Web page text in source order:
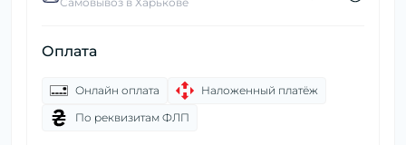
Оплата
Онлайн оплата
Наложенный платёж
По реквизитам ФЛП